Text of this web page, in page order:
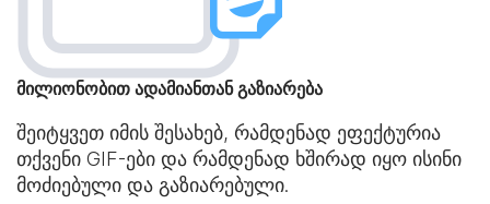
მილიონობით ადამიანთან გაზიარება
შეიტყვეთ იმის შესახებ, რამდენად ეფექტურია
თქვენი GIF-ები და რამდენად ხშირად იყო ისინი
მოძიებული და გაზიარებული.